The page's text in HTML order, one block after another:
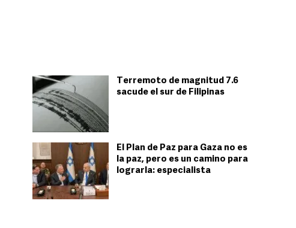
Terremoto de magnitud 7.6
sacude el sur de Filipinas
El Plan de Paz para Gaza no es
la paz, pero es un camino para
lograrla: especialista